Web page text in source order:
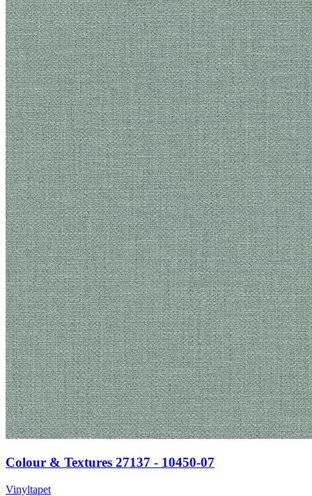
Colour & Textures 27137 - 10450-07
Vinyltapet